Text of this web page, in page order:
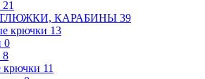
21
КАРАБИНЫ 39
крючки 13
0
8
крючки 11